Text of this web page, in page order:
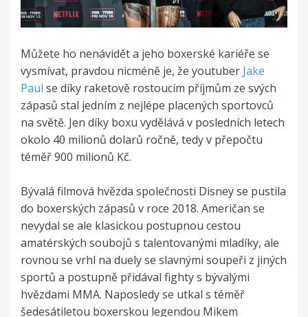
Můžete ho nenávidět a jeho boxerské kariéře se
vysmívat, pravdou nicméně je, že youtuber Jake
Paul se díky raketově rostoucím příjmům ze svých
zápasů stal jedním z nejlépe placených sportovců
na světě. Jen díky boxu vydělává v posledních letech
okolo 40 milionů dolarů ročně, tedy v přepočtu
téměř 900 milionů Kč.
Bývalá filmová hvězda společnosti Disney se pustila
do boxerských zápasů v roce 2018. Američan se
nevydal se ale klasickou postupnou cestou
amatérských soubojů s talentovanými mladíky, ale
rovnou se vrhl na duely se slavnými soupeři z jiných
sportů a postupně přidával fighty s bývalými
hvězdami MMA. Naposledy se utkal s téměř
šedesátiletou boxerskou legendou Mikem